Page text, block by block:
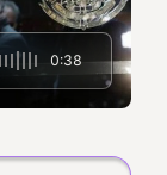
0:38